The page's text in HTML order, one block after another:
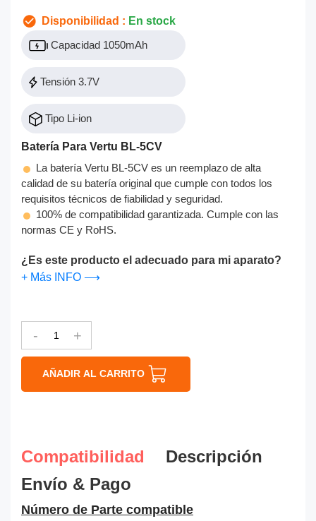
Disponibilidad : En stock
Capacidad 1050mAh
Tensión 3.7V
Tipo Li-ion
Batería Para Vertu BL-5CV
La batería Vertu BL-5CV es un reemplazo de alta
calidad de su batería original que cumple con todos los
requisitos técnicos de fiabilidad y seguridad.
100% de compatibilidad garantizada. Cumple con las
normas CE y RoHS.
¿Es este producto el adecuado para mi aparato?
+ Más INFO ⟶
- +
AÑADIR AL CARRITO
Compatibilidad
Descripción
Envío & Pago
Número de Parte compatible